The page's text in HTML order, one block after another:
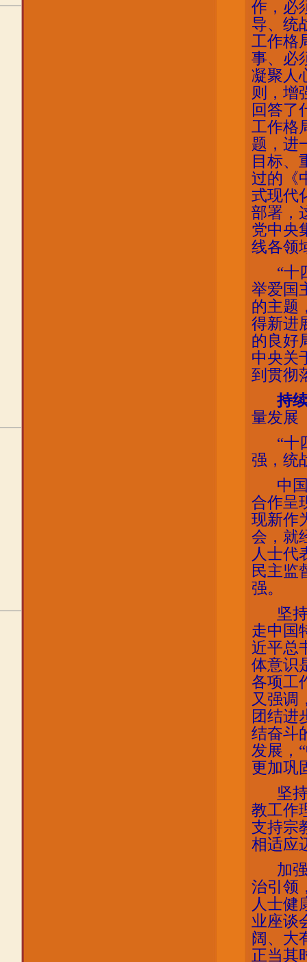
作，必
导、统
工作格
事、必
凝聚人
则，增
回答了
工作格
题，进
目标、
过的《
式现代
部署，
党中央
线各领
“十
举爱国
的主题
得新进
的良好
中央关
到贯彻
持
量发展
“十
强，统
中
合作呈
现新作
会，就
人士代
民主监
强。
坚
走中国
近平总
体意识
各项工
又强调
团结进
结奋斗
发展，
更加巩
坚
教工作
支持宗
相适应
加
治引领
人士健
业座谈
阔、大
正当其